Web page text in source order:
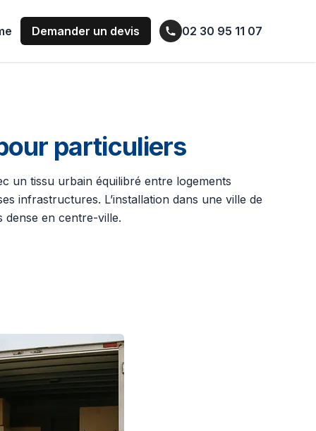
Demander un devis 02 30 95 11 07
particuliers
un tissu urbain équilibré entre logements
infrastructures. L’installation dans une ville de
dense en centre-ville.